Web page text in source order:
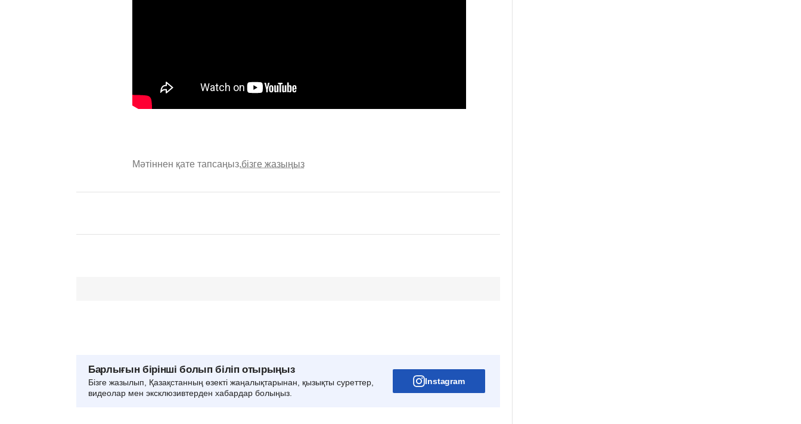
Мәтіннен қате тапсаңыз,бізге жазыңыз
Барлығын бірінші болып біліп отырыңыз
Бізге жазылып, Қазақстанның өзекті жаңалықтарынан, қызықты суреттер,
видеолар мен эксклюзивтерден хабардар болыңыз.
Instagram